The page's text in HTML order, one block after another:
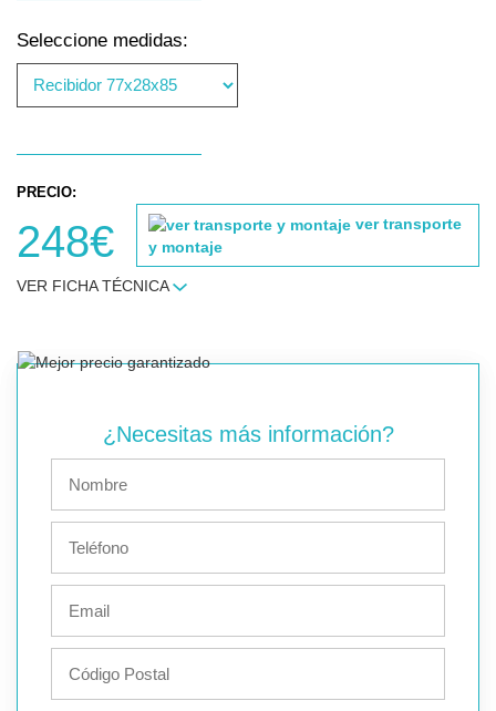
Seleccione medidas:
PRECIO:
248€
ver transporte
y montaje
VER FICHA TÉCNICA
¿Necesitas más información?